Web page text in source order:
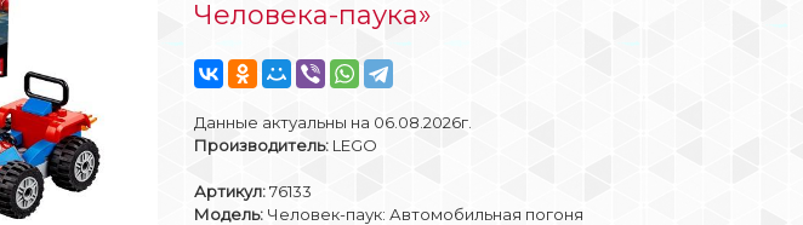
Человека-паука»
Данные актуальны на 06.08.2026г.
Производитель: LEGO
Артикул:76133
Модель: Человек-паук: Автомобильная погоня